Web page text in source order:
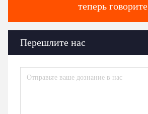
теперь говорите
Перешлите нас